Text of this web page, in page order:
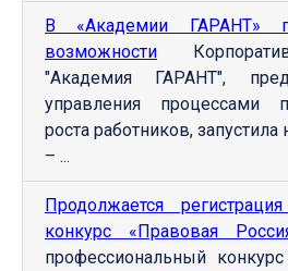
В «Академии ГАРАНТ»
возможности
"Академия ГАРАНТ",
управления процессами
роста работников,
– ...
Продолжается
конкурс «Правовая
профессиональный